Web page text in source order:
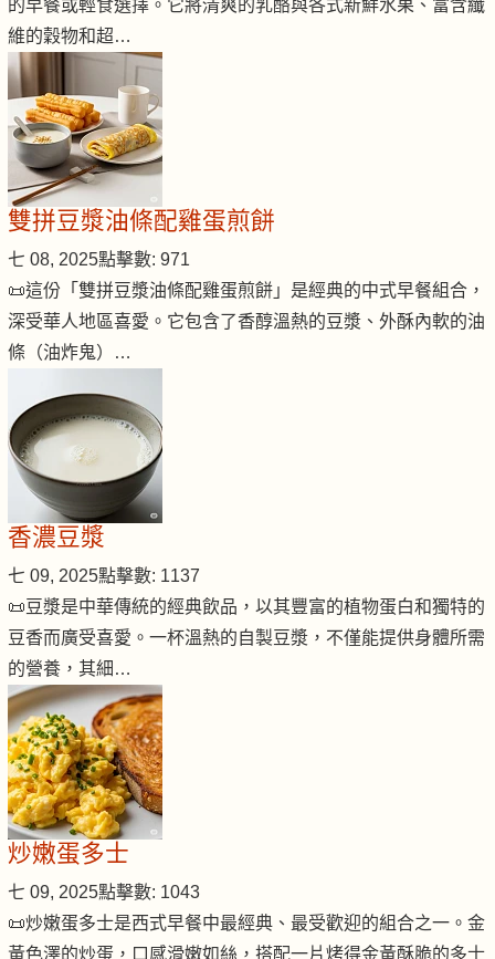
的早餐或輕食選擇。它將清爽的乳酪與各式新鮮水果、富含纖
維的穀物和超…
雙拼豆漿油條配雞蛋煎餅
七 08, 2025點擊數: 971
📜這份「雙拼豆漿油條配雞蛋煎餅」是經典的中式早餐組合，
深受華人地區喜愛。它包含了香醇溫熱的豆漿、外酥內軟的油
條（油炸鬼）…
香濃豆漿
七 09, 2025點擊數: 1137
📜豆漿是中華傳統的經典飲品，以其豐富的植物蛋白和獨特的
豆香而廣受喜愛。一杯溫熱的自製豆漿，不僅能提供身體所需
的營養，其細…
炒嫩蛋多士
七 09, 2025點擊數: 1043
📜炒嫩蛋多士是西式早餐中最經典、最受歡迎的組合之一。金
黃色澤的炒蛋，口感滑嫩如絲，搭配一片烤得金黃酥脆的多士